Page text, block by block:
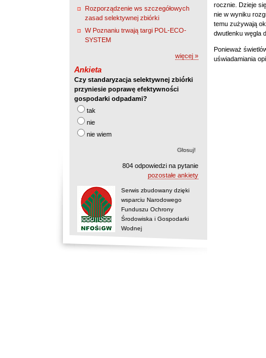
Rozporządzenie ws szczegółowych
zasad selektywnej zbiórki
W Poznaniu trwają targi POL-ECO-
SYSTEM
więcej »
Ankieta
Czy standaryzacja selektywnej zbiórki
przyniesie poprawę efektywności
gospodarki odpadami?
tak
nie
nie wiem
804 odpowiedzi na pytanie
pozostałe ankiety
Serwis zbudowany dzięki
wsparciu Narodowego
Funduszu Ochrony
Środowiska i Gospodarki
Wodnej
rocznie. Dzieje
nie w wyniku
temu zużywają
dwutlenku węgla
Ponieważ
uświadamiania